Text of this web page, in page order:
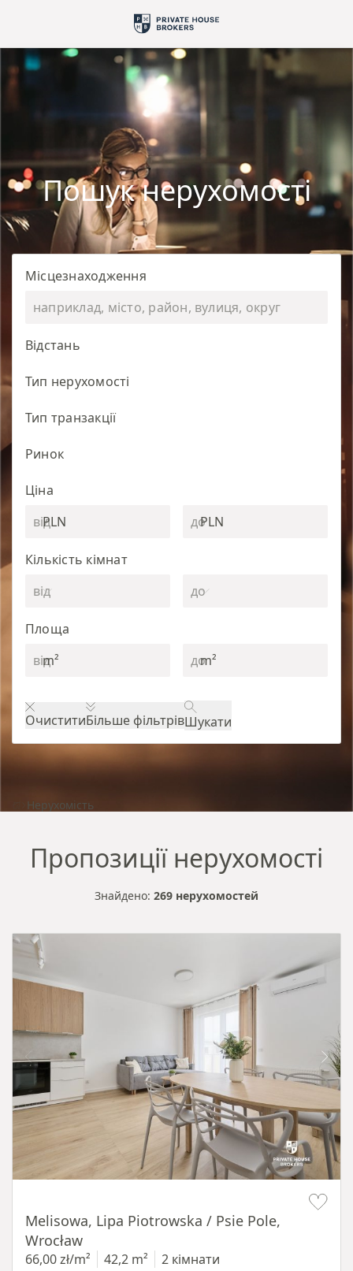
Пошук нерухомості
Місцезнаходження
Відстань
Тип нерухомості
Тип транзакції
Ринок
Ціна
PLN
PLN
Кількість кімнат
Площа
m²
m²
ОчиститиБільше фільтрівШукати
Нерухомість
Пропозиції нерухомості
Знайдено: 269 нерухомостей
Melisowa, Lipa Piotrowska / Psie Pole,
Wrocław
66,00 zł/m² 42,2 m² 2 кімнати